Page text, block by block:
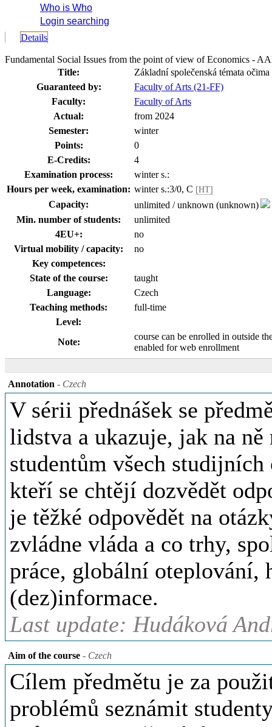
Who is Who
Login searching
Details
Fundamental Social Issues from the point of view of Economics -
Title:
Základní společenská témata
Guaranteed by:
Faculty of Arts (21-FF)
Faculty:
Faculty of Arts
Actual:
from 2024
Semester:
winter
Points:
0
E-Credits:
4
Examination process:
winter s.:
Hours per week, examination: winter s.:3/0, C [HT]
Capacity:
unlimited / unknown (unknown)
Min. number of students:
unlimited
4EU+:
no
Virtual mobility / capacity:
no
Key competences:
State of the course:
taught
Language:
Czech
Teaching methods:
full-time
Level:
Note:
course can be enrolled in outside
enabled for web enrollment
Annotation - Czech
V sérii přednášek se
lidstva a ukazuje, jak na
studentům všech
kteří se chtějí dozvědět
je těžké odpovědět na
zvládne vláda a co trhy,
práce, globální oteplování,
(dez)informace.
Last update: Hudáková
Aim of the course - Czech
Cílem předmětu je za
problémů seznámit